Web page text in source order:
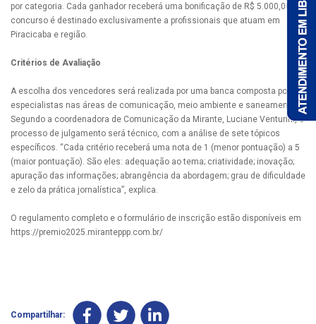
por categoria. Cada ganhador receberá uma bonificação de R$ 5.000,00. O
concurso é destinado exclusivamente a profissionais que atuam em
Piracicaba e região.
Critérios de Avaliação
A escolha dos vencedores será realizada por uma banca composta por
especialistas nas áreas de comunicação, meio ambiente e saneamento.
Segundo a coordenadora de Comunicação da Mirante, Luciane Venturini, o
processo de julgamento será técnico, com a análise de sete tópicos
específicos. “Cada critério receberá uma nota de 1 (menor pontuação) a 5
(maior pontuação). São eles: adequação ao tema; criatividade; inovação;
apuração das informações; abrangência da abordagem; grau de dificuldade
e zelo da prática jornalística”, explica.
O regulamento completo e o formulário de inscrição estão disponíveis em
https://premio2025.miranteppp.com.br/
Compartilhar: